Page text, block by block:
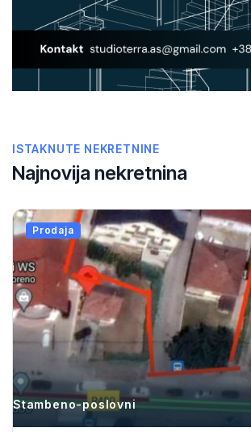
ISTAKNUTE NEKRETNINE
Najnovija nekretnina
Prodaja
poslovni